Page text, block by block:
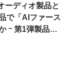
ーディオ製品と
で「AIファース
ｰ 第1弾製品は